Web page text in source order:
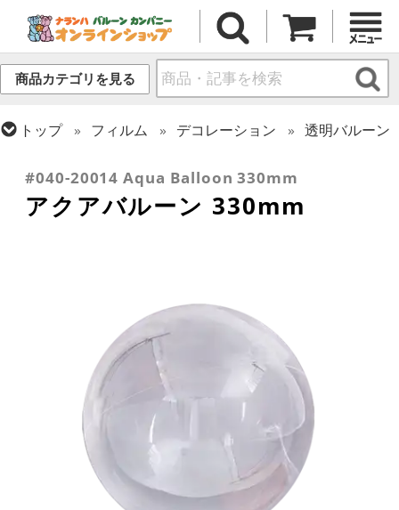
商品カテゴリを見る
トップ フィルム デコレーション
透明バルーン
アクアバルーン
#040-20014 Aqua Balloon 330mm
アクアバルーン 330mm